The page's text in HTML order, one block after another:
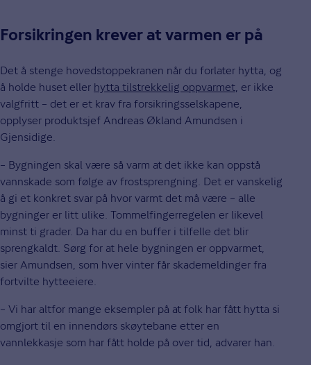
Forsikringen krever at varmen er på
Det å stenge hovedstoppekranen når du forlater hytta, og
å holde huset eller hytta tilstrekkelig oppvarmet, er ikke
valgfritt – det er et krav fra forsikringsselskapene,
opplyser produktsjef Andreas Økland Amundsen i
Gjensidige.
– Bygningen skal være så varm at det ikke kan oppstå
vannskade som følge av frostsprengning. Det er vanskelig
å gi et konkret svar på hvor varmt det må være – alle
bygninger er litt ulike. Tommelfingerregelen er likevel
minst ti grader. Da har du en buffer i tilfelle det blir
sprengkaldt. Sørg for at hele bygningen er oppvarmet,
sier Amundsen, som hver vinter får skademeldinger fra
fortvilte hytteeiere.
– Vi har altfor mange eksempler på at folk har fått hytta si
omgjort til en innendørs skøytebane etter en
vannlekkasje som har fått holde på over tid, advarer han.